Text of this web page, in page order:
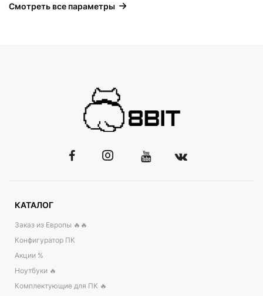
Смотреть все параметры
КАТАЛОГ
Заказ из Европы 🔥🔥
Конфигуратор ПК
Акции %
Ноутбуки 🔥
Комплектующие для ПК 🔥